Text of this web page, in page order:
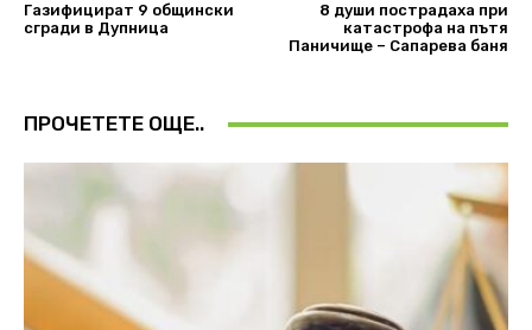
Газифицират 9 общински
сгради в Дупница
8 души пострадаха при
катастрофа на пътя
Паничище – Сапарева баня
ПРОЧЕТЕТЕ ОЩЕ..